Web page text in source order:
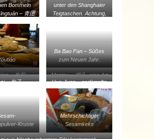
Bommeln
– 青团
unter den Shanghaier
Teigtaschen. Achtung,
Ba Bao Fan – Süßes
zum Neuen Jahr.
– 生煎-
mit Essig-
Mantou – 馒头- eine Art
chinesischer Hefekloß,
gibt’s süß und herzhaft.
– 包子
Hua-Juan – gedämpfte
Lauchzwiebel-
Hefeklöße
Kruste
Mehrschichtiger
Sesamkeks